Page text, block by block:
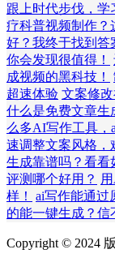
跟上时代步伐，学
疗科普视频制作？
好？我终于找到答
你会发现很值得！
成视频的黑科技！
超速体验 文案修
什么是免费文章生
么多AI写作工具，
速调整文案风格，
生成靠谱吗？看看
评测哪个好用？
样！
ai写作能通过
的能一键生成？信
Copyright © 2024